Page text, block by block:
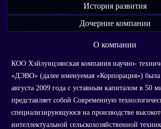
История развития
Дочерние компании
О компании
КОО Хэйлунцзянская компания научно-
«ДЭВО» (далее именуемая «Корпорация») была
августа 2009 года с уставным капиталом в 50
представляет собой Современную
специализирующуюся на производстве
интеллектуальной сельскохозяйственной